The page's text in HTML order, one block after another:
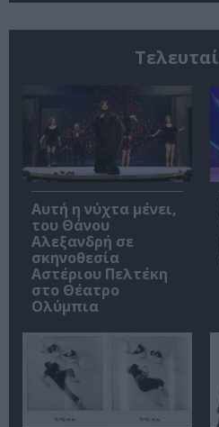
Αυτή η νύχτα μένει,
του Θάνου
Αλεξανδρή σε
σκηνοθεσία
Αστέριου Πελτέκη
στο Θέατρο
Ολύμπια